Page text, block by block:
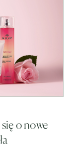
o nowe